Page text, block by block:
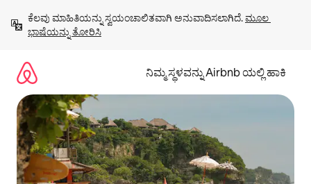
ಹೋಗಿ
ಕೆಲವು ಮಾಹಿತಿಯನ್ನು ಸ್ವಯಂಚಾಲಿತವಾಗಿ ಅನುವಾದಿಸಲಾಗಿದೆ. ಮೂಲ
ಭಾಷೆಯನ್ನು ತೋರಿಸಿ
ನಿಮ್ಮ ಸ್ಥಳವನ್ನು Airbnb ಯಲ್ಲಿ ಹಾಕಿ